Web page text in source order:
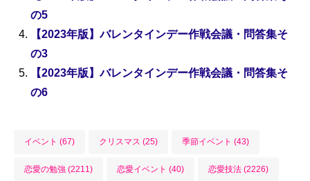
の5
【2023年版】バレンタインデー作戦会議・問答集そ
の3
【2023年版】バレンタインデー作戦会議・問答集そ
の6
イベント (67) クリスマス (25) 季節イベント (43)
恋愛の勉強 (2211) 恋愛イベント (40) 恋愛技法 (2226)